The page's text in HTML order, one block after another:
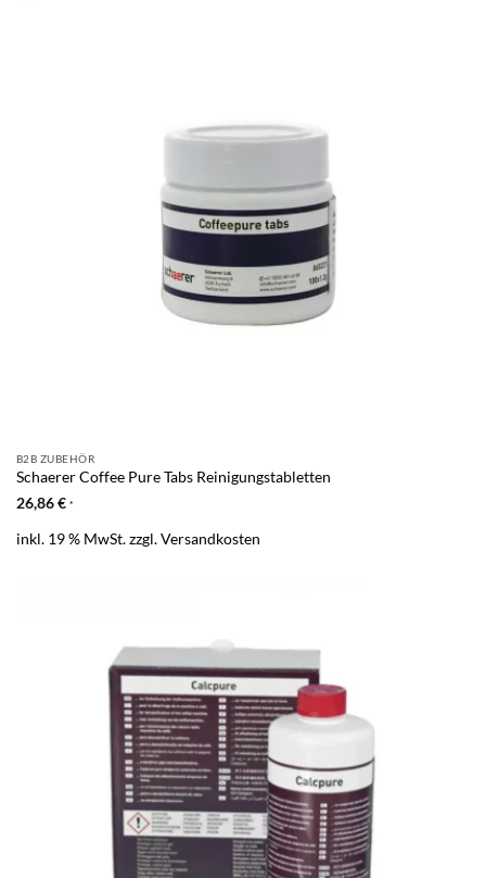
B2B ZUBEHÖR
Schaerer Coffee Pure Tabs Reinigungstabletten
26,86€ *
inkl. 19 % MwSt.zzgl.Versandkosten